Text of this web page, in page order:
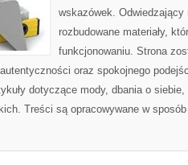
wskazówek.
rozbudowane materiały,
funkcjonowaniu. Strona
oraz spokojnego
dotyczące mody, dbania o
Treści są opracowywane w